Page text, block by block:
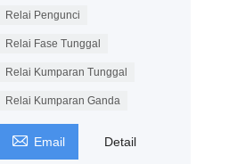
Relai Pengunci
Relai Fase Tunggal
Relai Kumparan Tunggal
Relai Kumparan Ganda
 Email Detail